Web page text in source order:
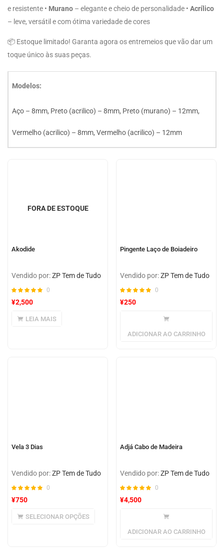
e resistente • Murano – elegante e cheio de personalidade • Acrílico
– leve, versátil e com ótima variedade de cores
📦 Estoque limitado! Garanta agora os entremeios que vão dar um
toque único às suas peças.
Modelos:
Aço – 8mm, Preto (acrilico) – 8mm, Preto (murano) – 12mm,
Vermelho (acrilico) – 8mm, Vermelho (acrilico) – 12mm
FORA DE ESTOQUE
Akodide
Vendido por:ZP Tem de Tudo
0
¥2,500
LEIA MAIS
Pingente Laço de Boiadeiro
Vendido por:ZP Tem de Tudo
0
¥250
ADICIONAR AO CARRINHO
Vela 3 Dias
Vendido por:ZP Tem de Tudo
0
¥750
SELECIONAR OPÇÕES
Adjá Cabo de Madeira
Vendido por:ZP Tem de Tudo
0
¥4,500
ADICIONAR AO CARRINHO